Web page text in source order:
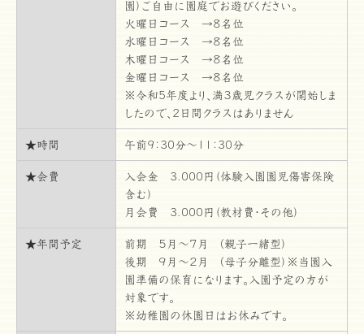
園）ご自由に園庭でお遊びください。
火曜日コース →８名位
水曜日コース →８名位
木曜日コース →８名位
金曜日コース →８名位
※令和5年度より、満３歳児クラスが開始しま
したので、2日間クラスはありません
★時間 午前9：30分～11：30分
★会費
入会金 3.000円（体験入園園児傷害保険
含む）
月会費 3.000円（教材費・その他）
★年間予定
前期 ５月～７月 (親子一緒型）
後期 ９月～２月 (母子分離型）※当園入
園準備の保育になります。入園予定の方が
対象です。
※幼稚園の休園日はお休みです。